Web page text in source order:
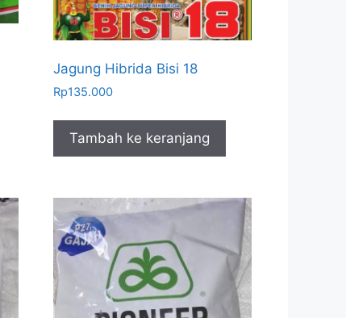
Jagung Hibrida Bisi 18
Rp135.000
Tambah ke keranjang